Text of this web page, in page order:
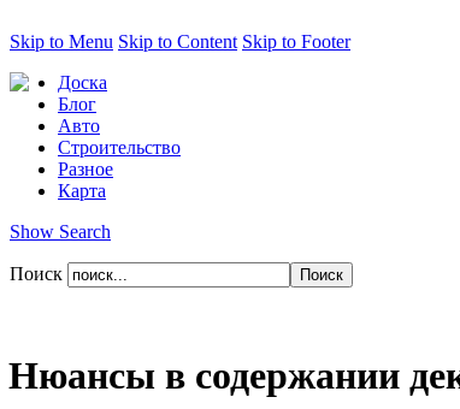
Skip to Menu Skip to Content Skip to Footer
Доска
Блог
Авто
Строительство
Разное
Карта
Show Search
Поиск
Нюансы в содержании